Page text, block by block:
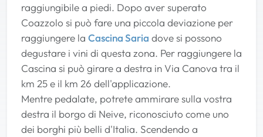
raggiungibile a piedi. Dopo aver superato
Coazzolo si può fare una piccola deviazione per
raggiungere la Cascina Saria dove si possono
degustare i vini di questa zona. Per raggiungere la
Cascina si può girare a destra in Via Canova tra il
km 25 e il km 26 dell'applicazione.
Mentre pedalate, potrete ammirare sulla vostra
destra il borgo di Neive, riconosciuto come uno
dei borghi più belli d'Italia. Scendendo a